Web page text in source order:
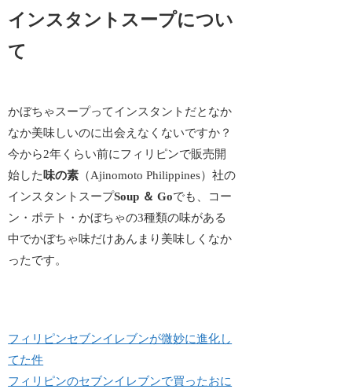
インスタントスープについ
て
かぼちゃスープってインスタントだとなか
なか美味しいのに出会えなくないですか？
今から2年くらい前にフィリピンで販売開
始した 味の素 （Ajinomoto Philippines）社の
インスタントスープSoup ＆ Goでも、コー
ン・ポテト・かぼちゃの3種類の味がある
中でかぼちゃ味だけあんまり美味しくなか
ったです。
フィリピンセブンイレブンが微妙に進化し
てた件
フィリピンのセブンイレブンで買ったおに